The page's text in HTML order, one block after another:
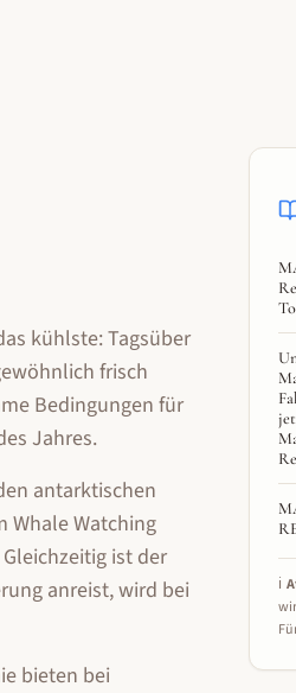
kühlste: Tagsüber
frisch
Bedingungen für
Jahres.
antarktischen
Whale Watching
ist der
anreist, wird bei
bieten bei
ℹ️